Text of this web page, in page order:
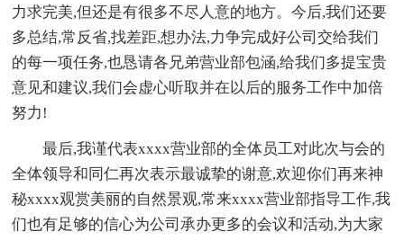
力求完美,但还是有很多不尽人意的地方。今后,我们还要
多总结,常反省,找差距,想办法,力争完成好公司交给我们
的每一项任务,也恳请各兄弟营业部包涵,给我们多提宝贵
意见和建议,我们会虚心听取并在以后的服务工作中加倍
努力!
最后,我谨代表xxxx营业部的全体员工对此次与会的
全体领导和同仁再次表示最诚挚的谢意,欢迎你们再来神
秘xxxx观赏美丽的自然景观,常来xxxx营业部指导工作,我
们也有足够的信心为公司承办更多的会议和活动,为大家